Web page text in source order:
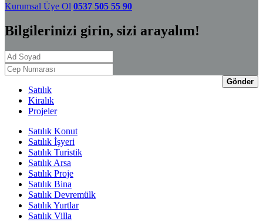
Kurumsal Üye Ol 0537 505 55 90
Bilgilerinizi girin, sizi arayalım!
Gönder
Satılık
Kiralık
Projeler
Satılık Konut
Satılık İşyeri
Satılık Turistik
Satılık Arsa
Satılık Proje
Satılık Bina
Satılık Devremülk
Satılık Yurtlar
Satılık Villa